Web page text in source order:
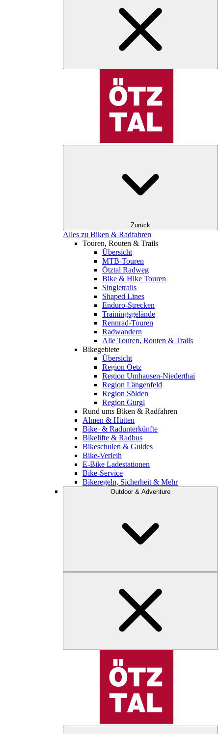
Zurück
Alles zu Biken & Radfahren
Touren, Routen & Trails
Übersicht
MTB-Touren
Ötztal Radweg
Bike & Hike Touren
Singletrails
Shaped Lines
Enduro-Strecken
Trainingsgelände
Rennrad-Touren
Radwandern
Alle Touren, Routen & Trails
Bikegebiete
Übersicht
Region Oetz
Region Umhausen-Niederthai
Region Längenfeld
Region Sölden
Region Gurgl
Rund ums Biken & Radfahren
Almen & Hütten
Bike- & Radunterkünfte
Bikelifte & Radbus
Bikeschulen & Guides
Bike-Verleih
E-Bike Ladestationen
Bike-Service
Bikeregeln, Sicherheit & Mehr
Outdoor & Adventure